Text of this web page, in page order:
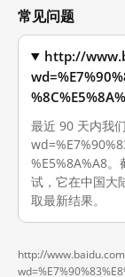
常见问题
http://
最近 90 天内我
%E5%8A%A8
试，它在中国大
取最新结果。
http://